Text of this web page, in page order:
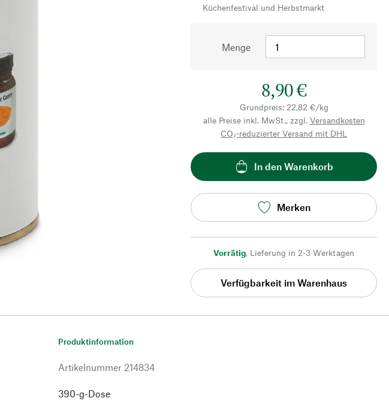
Küchenfestival und Herbstmarkt
Menge
8,90 €
Grundpreis: 22,82 €/kg
alle Preise inkl. MwSt., zzgl. Versandkosten
CO₂-reduzierter Versand mit DHL
In den Warenkorb
Merken
Vorrätig, Lieferung in 2-3 Werktagen
Verfügbarkeit im Warenhaus
Produktinformation
Artikelnummer 214834
390-g-Dose